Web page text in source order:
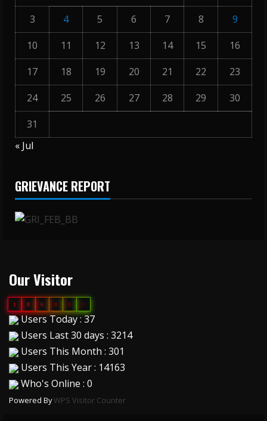
3
4 5 6 7 8
9
10
11 12 13 14 15
16
17
18 19 20 21 22
23
24
25 26 27 28 29
30
31
« Jul
GRIEVANCE REPORT
Our Visitor
1 8 6 8 0 0
Users Today : 37
Users Last 30 days : 3214
Users This Month : 301
Users This Year : 14163
Who's Online : 0
Powered ByWPS Visitor Counter